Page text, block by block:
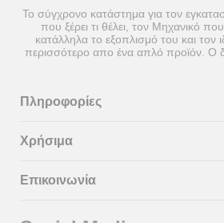
Το σύγχρονο κατάστημα για τον
που ξέρει τι θέλει, τον Μηχανικό
κατάλληλα το εξοπλισμό του και τον
περισσότερο απο ένα απλό προϊόν. Ο
Πληροφορίες
Χρήσιμα
Επικοινωνία